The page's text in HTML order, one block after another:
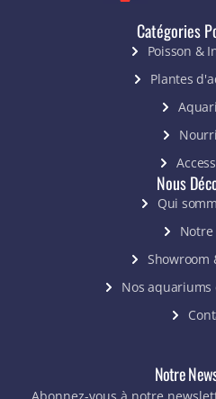
Catégories
Poisson &
Plantes
Nous
Qui
Showroom
Nos aquariums
Notre
Abonnez-vous à notre